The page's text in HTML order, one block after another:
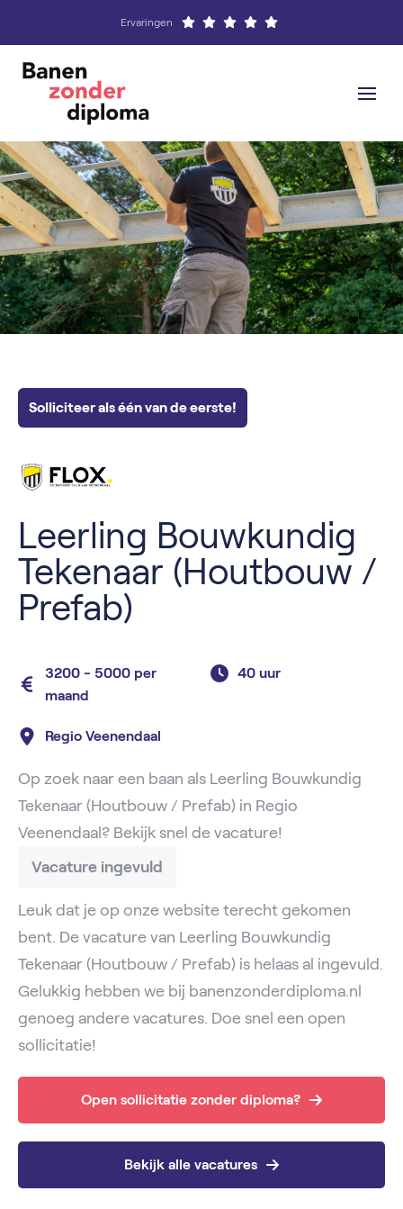
Ervaringen
Solliciteer als één van de eerste!
Leerling Bouwkundig
Tekenaar (Houtbouw /
Prefab)
3200 - 5000 per
maand
40 uur
Regio Veenendaal
Op zoek naar een baan als Leerling Bouwkundig
Tekenaar (Houtbouw / Prefab) in Regio
Veenendaal? Bekijk snel de vacature!
Vacature ingevuld
Leuk dat je op onze website terecht gekomen
bent. De vacature van Leerling Bouwkundig
Tekenaar (Houtbouw / Prefab) is helaas al ingevuld.
Gelukkig hebben we bij banenzonderdiploma.nl
genoeg andere vacatures. Doe snel een open
sollicitatie!
Open sollicitatie zonder diploma?
Bekijk alle vacatures